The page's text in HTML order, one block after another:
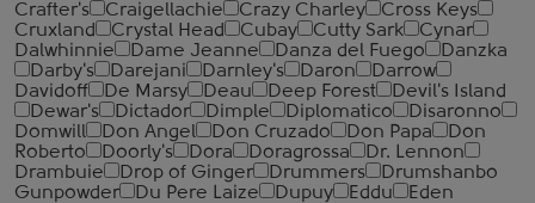
Crafter's
Craigellachie Crazy Charley
Cross Keys
Cruxland
Crystal Head Cubay Cutty Sark
Cynar
Dalwhinnie
Dame Jeanne Danza del Fuego
Danzka
Darby's
Darejani Darnley's Daron
Darrow
Davidoff
De Marsy Deau Deep Forest
Devil's Island
Dewar's
Dictador Dimple Diplomatico
Disaronno
Domwill
Don Angel Don Cruzado Don Papa
Don
Roberto
Doorly's Dora Doragrossa
Dr. Lennon
Drambuie
Drop of Ginger Drummers
Drumshanbo
Gunpowder
Du Pere Laize Dupuy Eddu
Eden